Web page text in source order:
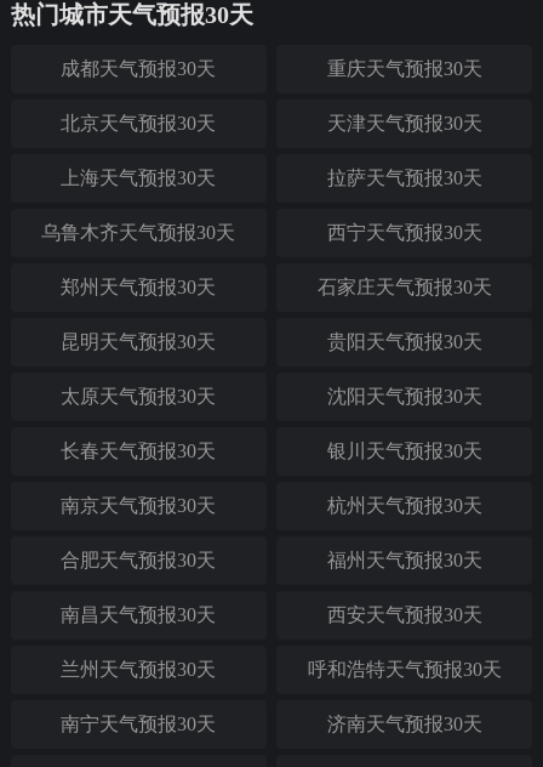
热门城市天气预报30天
成都天气预报30天 重庆天气预报30天
北京天气预报30天 天津天气预报30天
上海天气预报30天 拉萨天气预报30天
乌鲁木齐天气预报30天 西宁天气预报30天
郑州天气预报30天 石家庄天气预报30天
昆明天气预报30天 贵阳天气预报30天
太原天气预报30天 沈阳天气预报30天
长春天气预报30天 银川天气预报30天
南京天气预报30天 杭州天气预报30天
合肥天气预报30天 福州天气预报30天
南昌天气预报30天 西安天气预报30天
兰州天气预报30天 呼和浩特天气预报30天
南宁天气预报30天 济南天气预报30天